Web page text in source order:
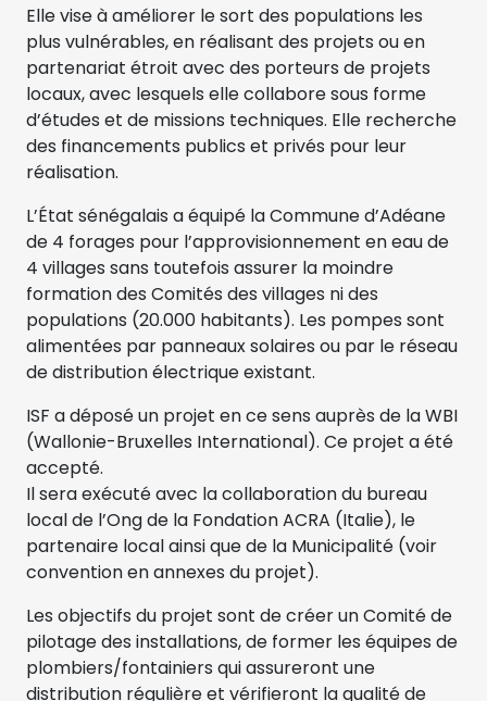
Elle vise à améliorer le sort des populations les
plus vulnérables, en réalisant des projets ou en
partenariat étroit avec des porteurs de projets
locaux, avec lesquels elle collabore sous forme
d’études et de missions techniques. Elle recherche
des financements publics et privés pour leur
réalisation.
L’État sénégalais a équipé la Commune d’Adéane
de 4 forages pour l’approvisionnement en eau de
4 villages sans toutefois assurer la moindre
formation des Comités des villages ni des
populations (20.000 habitants). Les pompes sont
alimentées par panneaux solaires ou par le réseau
de distribution électrique existant.
ISF a déposé un projet en ce sens auprès de la WBI
(Wallonie-Bruxelles International). Ce projet a été
accepté.
Il sera exécuté avec la collaboration du bureau
local de l’Ong de la Fondation ACRA (Italie), le
partenaire local ainsi que de la Municipalité (voir
convention en annexes du projet).
Les objectifs du projet sont de créer un Comité de
pilotage des installations, de former les équipes de
plombiers/fontainiers qui assureront une
distribution régulière et vérifieront la qualité de